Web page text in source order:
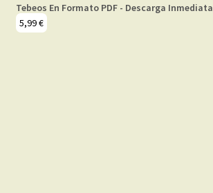
Tebeos En Formato PDF - Descarga Inmediata
5,99€